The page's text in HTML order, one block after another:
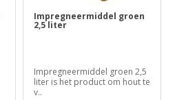
Impregneermiddel groen
2,5 liter
Impregneermiddel groen 2,5
liter is het product om hout te
v..